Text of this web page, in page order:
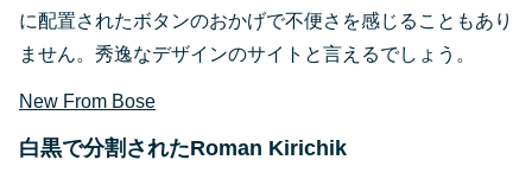
に配置されたボタンのおかげで不便さを感じることもあり
ません。秀逸なデザインのサイトと言えるでしょう。
New From Bose
白黒で分割されたRoman Kirichik